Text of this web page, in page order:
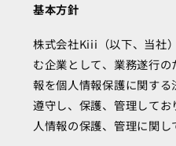
基本方針
株式会社Kiii（以下、当社
む企業として、業務遂行
報を個人情報保護に関す
遵守し、保護、管理して
人情報の保護、管理に関